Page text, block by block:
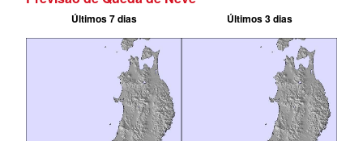
Últimos 7 dias Últimos 3 dias